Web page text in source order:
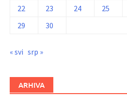
22
23 24 25
29
30
« svi srp »
ARHIVA